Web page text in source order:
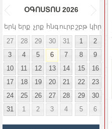
ՕԳՈՍՏՈՍ 2026
երկ երք չրք հնգուրբ շբթ կիր
27
28 29 30 31 1
2
3
4 5 6 7 8
9
10
11 12 13 14 15
16
17
18 19 20 21 22
23
24
25 26 27 28 29
30
31
1 2 3 4 5 6